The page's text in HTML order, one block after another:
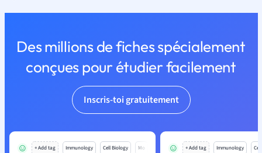
Des millions de fiches spécialement
conçues pour étudier facilement
Inscris-toi gratuitement
+ Add tag Immunology Cell Biology Mo + Add tag Immunology